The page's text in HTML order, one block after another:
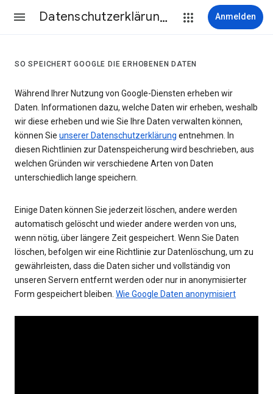
Datenschutzerklärung & Nutzungsbedingungen Anmelden
SO SPEICHERT GOOGLE DIE ERHOBENEN DATEN
Während Ihrer Nutzung von Google-Diensten erheben wir
Daten. Informationen dazu, welche Daten wir erheben, weshalb
wir diese erheben und wie Sie Ihre Daten verwalten können,
können Sie unserer Datenschutzerklärung entnehmen. In
diesen Richtlinien zur Datenspeicherung wird beschrieben, aus
welchen Gründen wir verschiedene Arten von Daten
unterschiedlich lange speichern.
Einige Daten können Sie jederzeit löschen, andere werden
automatisch gelöscht und wieder andere werden von uns,
wenn nötig, über längere Zeit gespeichert. Wenn Sie Daten
löschen, befolgen wir eine Richtlinie zur Datenlöschung, um zu
gewährleisten, dass die Daten sicher und vollständig von
unseren Servern entfernt werden oder nur in anonymisierter
Form gespeichert bleiben. Wie Google Daten anonymisiert